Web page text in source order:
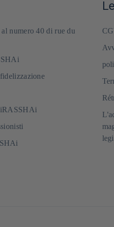
numero 40 di rue du
iRASSHAi